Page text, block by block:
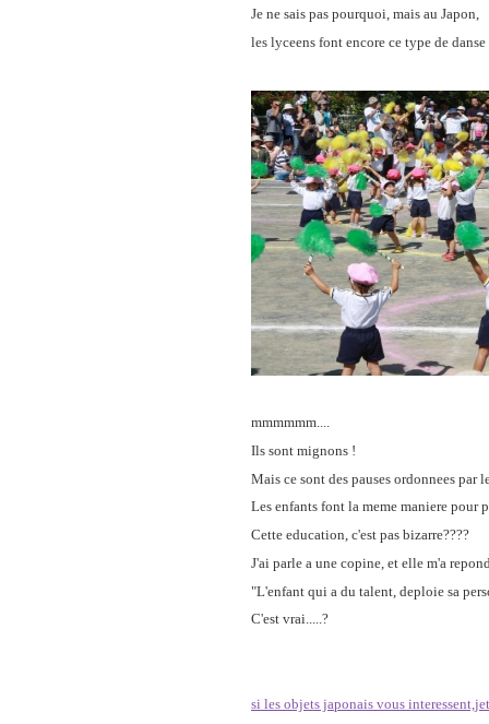
Je ne sais pas pourquoi, mais au Japon,
les lyceens font encore ce type de
mmmmmm....
Ils sont mignons !
Mais ce sont des pauses ordonnees par
Les enfants font la meme maniere pour
Cette education, c'est pas bizarre????
J'ai parle a une copine, et elle m'a
"L'enfant qui a du talent, deploie sa
C'est vrai.....?
si les objets japonais vous